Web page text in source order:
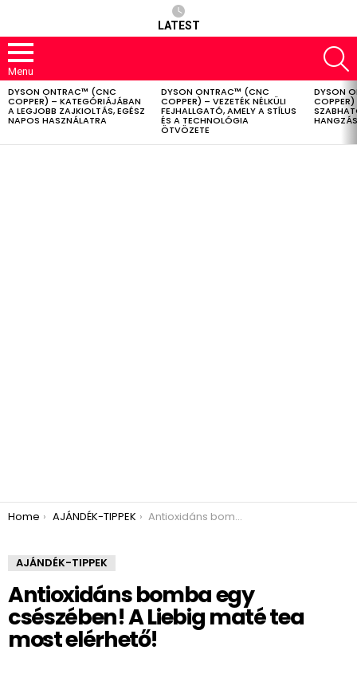
LATEST
Menu
LATEST
STORIES
DYSON ONTRAC™ (CNC
COPPER) – KATEGÓRIÁJÁBAN
A LEGJOBB ZAJKIOLTÁS, EGÉSZ
NAPOS HASZNÁLATRA
DYSON ONTRAC™ (CNC
COPPER) – VEZETÉK NÉLKÜLI
FEJHALLGATÓ, AMELY A STÍLUS
ÉS A TECHNOLÓGIA
ÖTVÖZETE
DYSON
COPPER)
You are here:
Home AJÁNDÉK-TIPPEK Antioxidáns bomba egy csészében! A Liebig maté tea most elérhető!
AJÁNDÉK-TIPPEK
Antioxidáns bomba egy
csészében! A Liebig maté tea
most elérhető!